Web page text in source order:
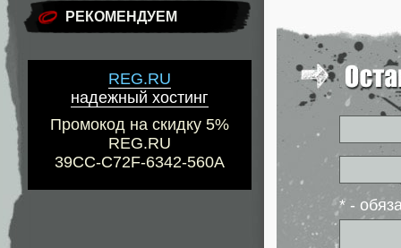
РЕКОМЕНДУЕМ
REG.RU
надежный хостинг
Промокод на скидку 5%
REG.RU
39CC-C72F-6342-560A
* -